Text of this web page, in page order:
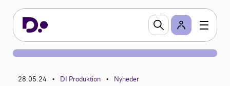
28.05.24 • DI Produktion • Nyheder